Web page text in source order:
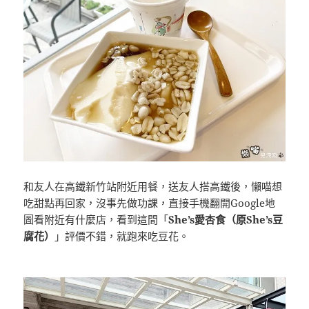
和友人在高鐵新竹站附近用餐，送友人搭高鐵後，懶喵想
吃甜點再回家，沒事先做功課，直接手機翻開Google地
圖看附近有什麼店，看到這間「She’s愛杏食（原She’s豆
腐花）
」評價不錯，就跑來吃豆花。